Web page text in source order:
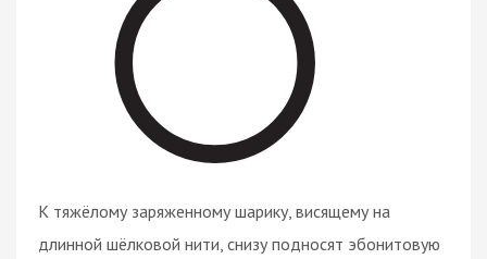
К тяжёлому заряженному шарику, висящему на
длинной шёлковой нити, снизу подносят эбонитовую